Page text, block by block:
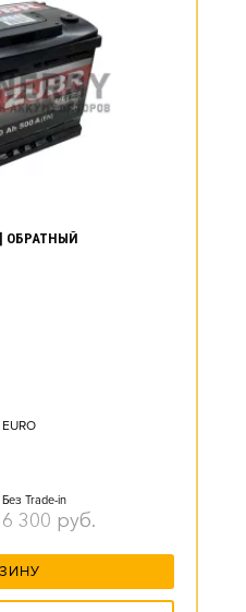
ОБРАТНЫЙ
Без Trade-in
6 300 руб.